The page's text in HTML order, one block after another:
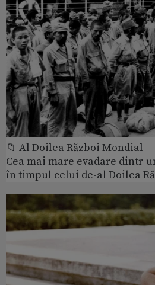
📁 Al Doilea Război Mondial
Cea mai mare evadare dintr-
în timpul celui de-al Doilea